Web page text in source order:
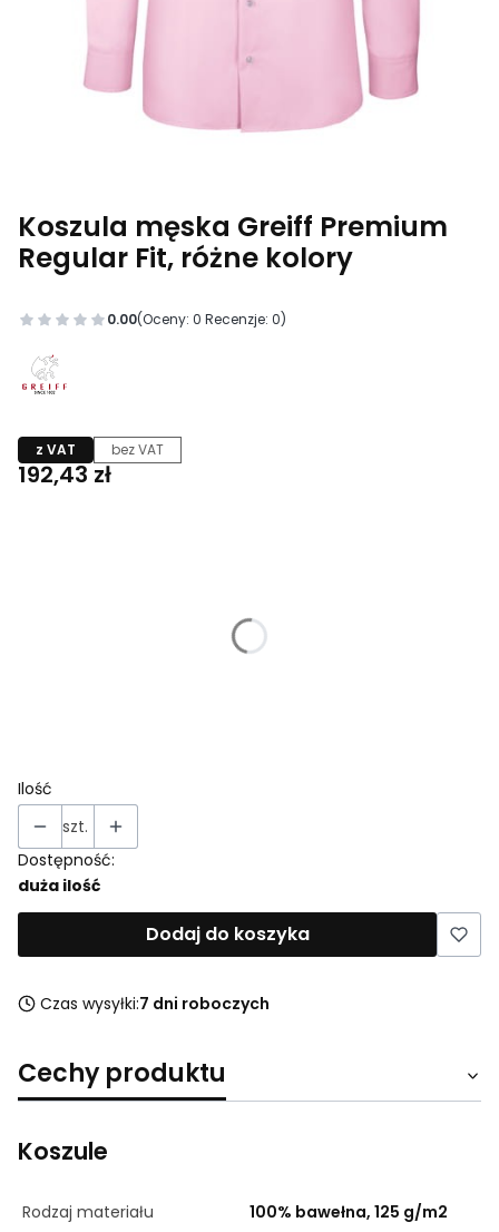
Koszula męska Greiff Premium
Regular Fit, różne kolory
0.00(Oceny: 0 Recenzje: 0)
z VAT bez VAT
Cena
192,43 zł
Ilość
szt.
Dostępność:
duża ilość
Dodaj do koszyka
Czas wysyłki:7 dni roboczych
Cechy produktu
Koszule
Rodzaj materiału 100% bawełna, 125 g/m2